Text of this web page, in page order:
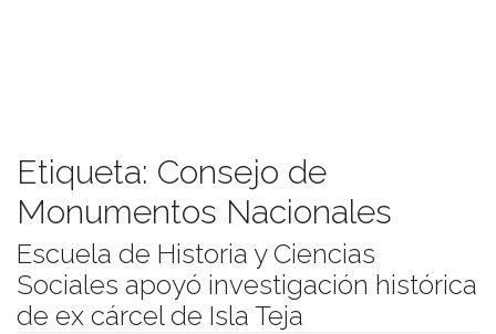
Etiqueta: Consejo de
Monumentos Nacionales
Escuela de Historia y Ciencias
Sociales apoyó investigación histórica
de ex cárcel de Isla Teja